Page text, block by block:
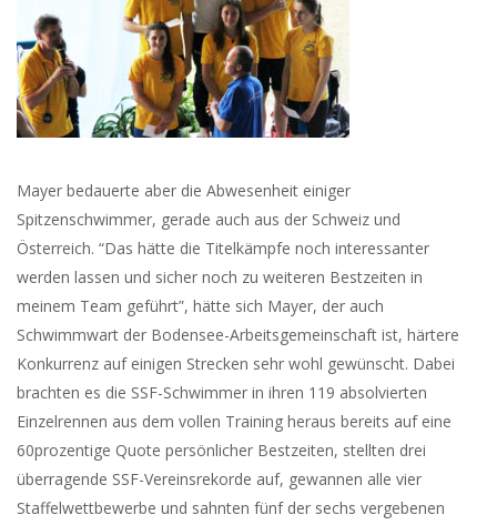
Mayer bedauerte aber die Abwesenheit einiger
Spitzenschwimmer, gerade auch aus der Schweiz und
Österreich. “Das hätte die Titelkämpfe noch interessanter
werden lassen und sicher noch zu weiteren Bestzeiten in
meinem Team geführt”, hätte sich Mayer, der auch
Schwimmwart der Bodensee-Arbeitsgemeinschaft ist, härtere
Konkurrenz auf einigen Strecken sehr wohl gewünscht. Dabei
brachten es die SSF-Schwimmer in ihren 119 absolvierten
Einzelrennen aus dem vollen Training heraus bereits auf eine
60prozentige Quote persönlicher Bestzeiten, stellten drei
überragende SSF-Vereinsrekorde auf, gewannen alle vier
Staffelwettbewerbe und sahnten fünf der sechs vergebenen